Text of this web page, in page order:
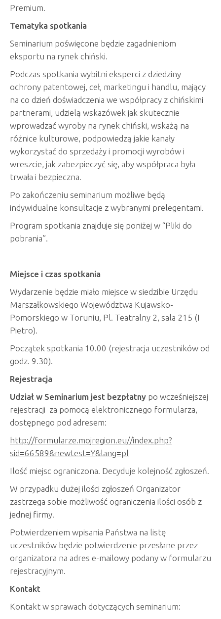
Premium.
Tematyka spotkania
Seminarium poświęcone będzie zagadnieniom
eksportu na rynek chiński.
Podczas spotkania wybitni eksperci z dziedziny
ochrony patentowej, ceł, marketingu i handlu, mający
na co dzień doświadczenia we współpracy z chińskimi
partnerami, udzielą wskazówek jak skutecznie
wprowadzać wyroby na rynek chiński, wskażą na
różnice kulturowe, podpowiedzą jakie kanały
wykorzystać do sprzedaży i promocji wyrobów i
wreszcie, jak zabezpieczyć się, aby współpraca była
trwała i bezpieczna.
Po zakończeniu seminarium możliwe będą
indywidualne konsultacje z wybranymi prelegentami.
Program spotkania znajduje się poniżej w “Pliki do
pobrania”.
Miejsce i czas spotkania
Wydarzenie będzie miało miejsce w siedzibie Urzędu
Marszałkowskiego Województwa Kujawsko-
Pomorskiego w Toruniu, Pl. Teatralny 2, sala 215 (I
Pietro).
Początek spotkania 10.00 (rejestracja uczestników od
godz. 9.30).
Rejestracja
Udział w Seminarium jest bezpłatny po wcześniejszej
rejestracji za pomocą elektronicznego formularza,
dostępnego pod adresem:
http://formularze.mojregion.eu//index.php?
sid=66589&newtest=Y&lang=pl
Ilość miejsc ograniczona. Decyduje kolejność zgłoszeń.
W przypadku dużej ilości zgłoszeń Organizator
zastrzega sobie możliwość ograniczenia ilości osób z
jednej firmy.
Potwierdzeniem wpisania Państwa na listę
uczestników będzie potwierdzenie przesłane przez
organizatora na adres e-mailowy podany w formularzu
rejestracyjnym.
Kontakt
Kontakt w sprawach dotyczących seminarium: